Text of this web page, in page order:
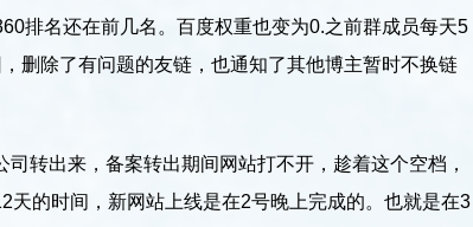
排名还在前几名。百度权重也变为0.之前群成员每天5
删除了有问题的友链，也通知了其他博主暂时不换链
转出来，备案转出期间网站打不开，趁着这个空档，
的时间，新网站上线是在2号晚上完成的。也就是在3